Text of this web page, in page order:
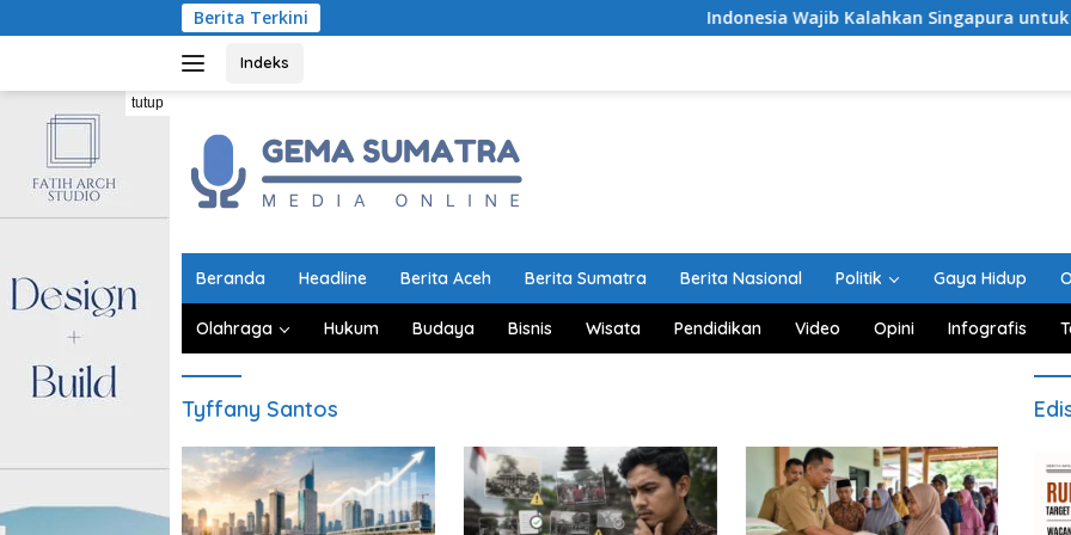
ke
Berita Terkini Indonesia Wajib Kalahkan Singapura untuk Lolos ke
Indeks
tutup
Beranda Headline Berita Aceh Berita Sumatra Berita Nasional Politik Gaya Hidup
Olahraga Hukum Budaya Bisnis Wisata Pendidikan Video Opini Infografis
Tyffany Santos